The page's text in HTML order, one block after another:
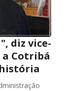
diz vice-
Cotribá